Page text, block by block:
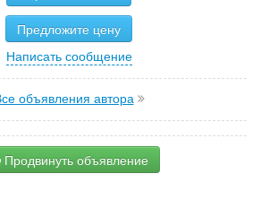
Предложите цену
Написать сообщение
объявления автора
Продвинуть объявление